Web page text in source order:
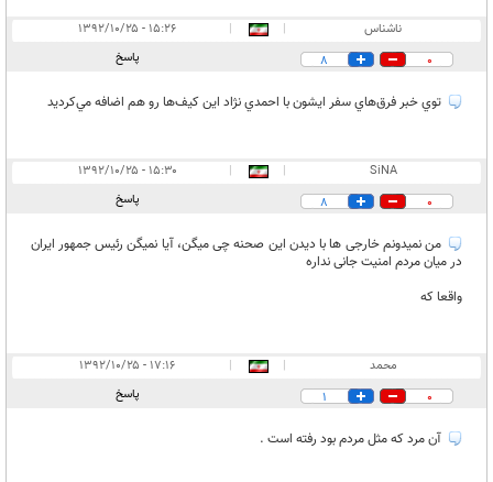
ناشناس |
|
۱۵:۲۶ - ۱۳۹۲/۱۰/۲۵
0
8 پاسخ
توي خبر فرق‌هاي سفر ايشون با احمدي نژاد اين كيف‌ها رو هم اضافه مي‌كرديد
SiNA
|
|
۱۵:۳۰ - ۱۳۹۲/۱۰/۲۵
0
8 پاسخ
من نمیدونم خارجی ها با دیدن این صحنه چی میگن، آیا نمیگن رئیس جمهور ایران
در میان مردم امنیت جانی نداره
واقعا که
محمد |
|
۱۷:۱۶ - ۱۳۹۲/۱۰/۲۵
0
1 پاسخ
آن مرد كه مثل مردم بود رفته است .